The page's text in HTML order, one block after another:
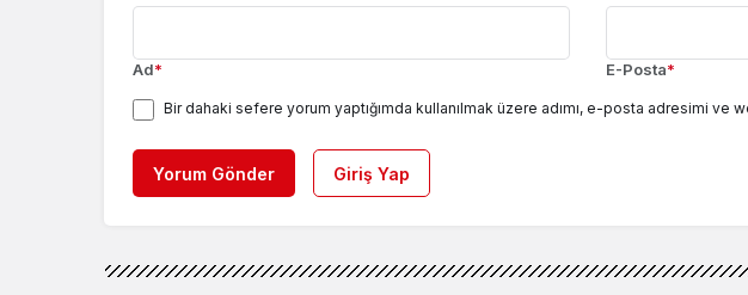
Ad* E-Posta*
Bir dahaki sefere yorum yaptığımda kullanılmak üzere adımı, e-posta adresimi ve
Yorum Gönder Giriş Yap